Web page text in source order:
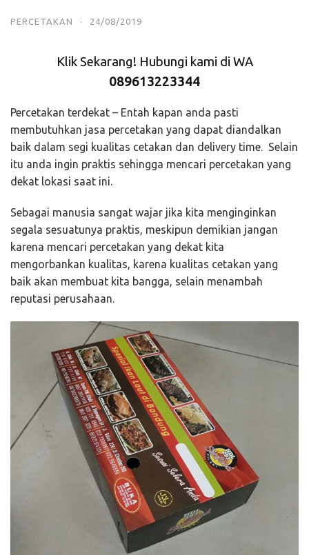
PERCETAKAN · 24/08/2019
Klik Sekarang! Hubungi kami di WA
089613223344
Percetakan terdekat – Entah kapan anda pasti
membutuhkan jasa percetakan yang dapat diandalkan
baik dalam segi kualitas cetakan dan delivery time. Selain
itu anda ingin praktis sehingga mencari percetakan yang
dekat lokasi saat ini.
Sebagai manusia sangat wajar jika kita menginginkan
segala sesuatunya praktis, meskipun demikian jangan
karena mencari percetakan yang dekat kita
mengorbankan kualitas, karena kualitas cetakan yang
baik akan membuat kita bangga, selain menambah
reputasi perusahaan.